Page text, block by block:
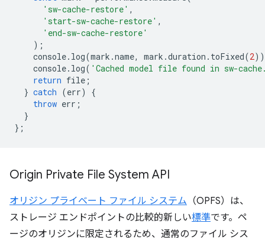
'sw-cache-restore' ,
'start-sw-cache-restore' ,
'end-sw-cache-restore'
);
console. log(mark .name, mark .duration . toFixed(2
console. log( 'Cached model file found in sw-
return file ;
} catch (err)
{
throw err ;
}
};
Origin Private File System API
オリジン プライベート ファイル システム （OPFS）は、
ストレージ エンドポイントの比較的新しい標準です。ペ
ージのオリジンに限定されるため、通常のファイル シス